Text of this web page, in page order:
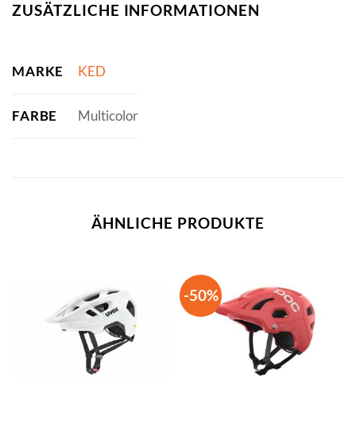
ZUSÄTZLICHE INFORMATIONEN
MARKE KED
FARBE Multicolor
ÄHNLICHE PRODUKTE
-50%